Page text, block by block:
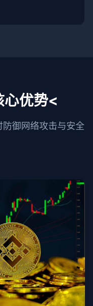
心优势<
御网络攻击与安全